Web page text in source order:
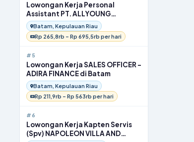
Lowongan Kerja Personal
Assistant PT. ALLYOUNG
INTERNATIONAL INDONESIA di
Batam
Batam, Kepulauan Riau
Rp 265,8rb – Rp 695,5rb per hari
#5
Lowongan Kerja SALES OFFICER –
ADIRA FINANCE di Batam
Batam, Kepulauan Riau
Rp 211,9rb – Rp 563rb per hari
#6
Lowongan Kerja Kapten Servis
(Spv) NAPOLEON VILLA AND